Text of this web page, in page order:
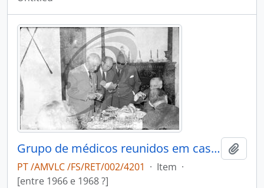
Grupo de médicos reunidos em casa do Dr. António Duarte Teixeira da Silva
PT /AMVLC /FS/RET/002/4201 · Item ·
[entre 1966 e 1968 ?]